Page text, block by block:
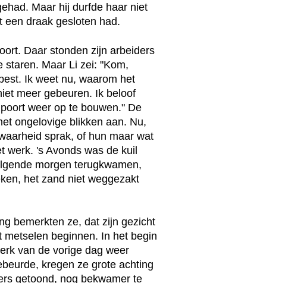
Maar hij durfde haar niet
een draak gesloten had.
Daar stonden zijn arbeiders
staren. Maar Li zei: "Kom,
Ik weet nu, waarom het
meer gebeuren. Ik beloof
weer op te bouwen." De
ongelovige blikken aan. Nu,
sprak, of hun maar wat
werk. 's Avonds was de kuil
morgen terugkwamen,
het zand niet weggezakt
bemerkten ze, dat zijn gezicht
beginnen. In het begin
van de vorige dag weer
kregen ze grote achting
getoond, nog bekwamer te